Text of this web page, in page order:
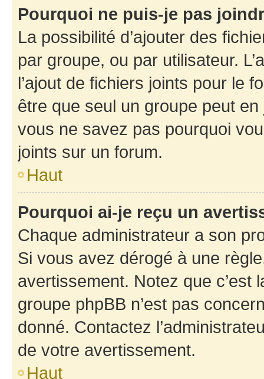
Pourquoi ne puis-je pas
La possibilité d’ajouter des
par groupe, ou par utilisateur.
l’ajout de fichiers joints pour le
être que seul un groupe peut
vous ne savez pas pourquoi
joints sur un forum.
Haut
Pourquoi ai-je reçu un
Chaque administrateur a son
Si vous avez dérogé à une
avertissement. Notez que c’est
groupe phpBB n’est pas
donné. Contactez
de votre avertissement.
Haut